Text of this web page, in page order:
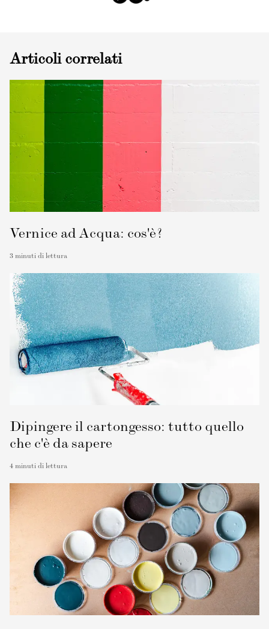
Articoli correlati
Vernice ad Acqua: cos'è?
3 minuti di lettura
Dipingere il cartongesso: tutto quello
che c'è da sapere
4 minuti di lettura